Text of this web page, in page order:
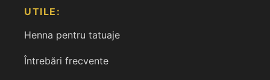
UTILE:
Henna pentru tatuaje
Întrebări frecvente